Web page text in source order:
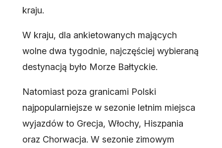
kraju.
W kraju, dla ankietowanych mających
wolne dwa tygodnie, najczęściej wybieraną
destynacją było Morze Bałtyckie.
Natomiast poza granicami Polski
najpopularniejsze w sezonie letnim miejsca
wyjazdów to Grecja, Włochy, Hiszpania
oraz Chorwacja. W sezonie zimowym